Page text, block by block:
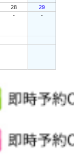
28 29
- -